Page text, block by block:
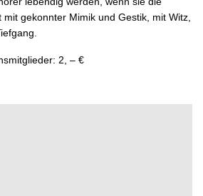
gekonnter Mimik und Gestik, mit Witz,
2, – €